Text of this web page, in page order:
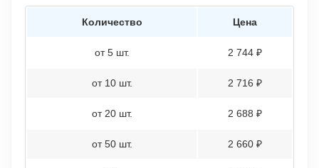
Количество Цена
от 5 шт. 2 744 ₽
от 10 шт. 2 716 ₽
от 20 шт. 2 688 ₽
от 50 шт. 2 660 ₽